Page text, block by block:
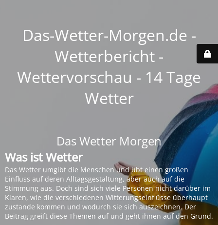
Das-Wetter-Morgen.de -
Wetterbericht -
Wettervorschau - 14 Tage
Wetter
Das Wetter Morgen
Was ist Wetter
Das Wetter umgibt die Menschen und übt einen großen
Einfluss auf deren Alltagsgestaltung, aber auch auf die
Stimmung aus. Doch sind sich viele Personen nicht darüber im
Klaren, wie die verschiedenen Witterungseinflüsse überhaupt
zustande kommen und wodurch sie sich auszeichnen. Der
Beitrag greift diese Themen auf und geht ihnen auf den Grund.